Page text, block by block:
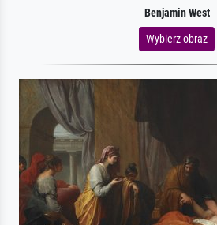
Benjamin West
Wybierz obraz